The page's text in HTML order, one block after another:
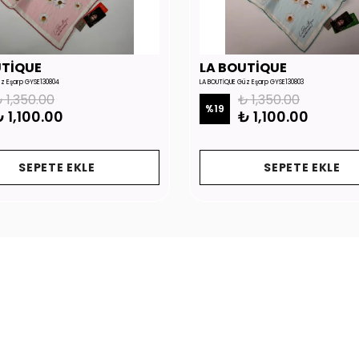
Eşarp GYSE130804
1,350.00
1,100.00
SEPETE EKLE
LA BOUTİQUE
LA BOUTİQUE Güz Eşarp GYSE130803
%19 ₺ 1,350.00
₺ 1,100.00
SEPETE EKLE